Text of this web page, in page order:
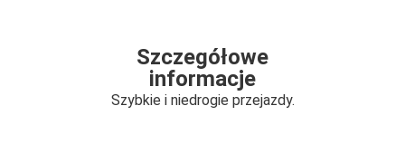
Szczegółowe
informacje
Szybkie i niedrogie przejazdy.